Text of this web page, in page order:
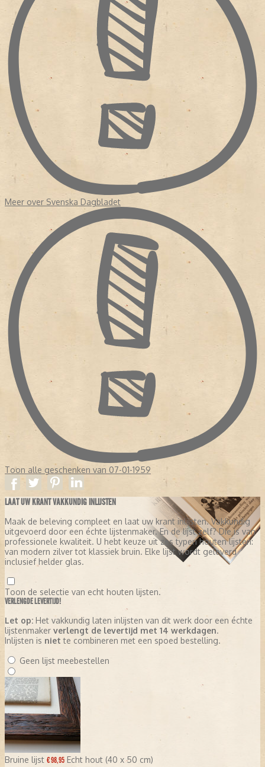
Meer over Svenska Dagbladet
Toon alle geschenken van 07-01-1959
LAAT UW KRANT VAKKUNDIG INLIJSTEN
Maak de beleving compleet en laat uw krant inlijsten. Vakkundig
uitgevoerd door een échte lijstenmaker. En de lijst zelf? Die is van
professionele kwaliteit. U hebt keuze uit zes typen houten lijsten:
van modern zilver tot klassiek bruin. Elke lijst wordt geleverd
inclusief helder glas.
Toon de selectie van echt houten lijsten.
VERLENGDE LEVERTIJD!
Let op: Het vakkundig laten inlijsten van dit werk door een échte
lijstenmaker verlengt de levertijd met 14 werkdagen.
Inlijsten is niet te combineren met een spoed bestelling.
Geen lijst meebestellen
Bruine lijst € 98,95 Echt hout (40 x 50 cm)